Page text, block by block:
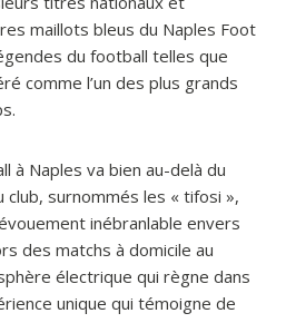
maillots bleus du Naples Foot
du football telles que
comme l’un des plus grands
à Naples va bien au-delà du
surnommés les « tifosi »,
inébranlable envers
des matchs à domicile au
électrique qui règne dans
unique qui témoigne de